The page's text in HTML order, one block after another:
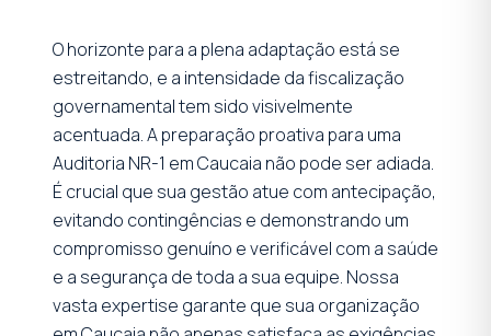
O horizonte para a plena adaptação está se
estreitando, e a intensidade da fiscalização
governamental tem sido visivelmente
acentuada. A preparação proativa para uma
Auditoria NR-1 em Caucaia não pode ser adiada.
É crucial que sua gestão atue com antecipação,
evitando contingências e demonstrando um
compromisso genuíno e verificável com a saúde
e a segurança de toda a sua equipe. Nossa
vasta expertise garante que sua organização